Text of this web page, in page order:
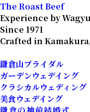
The Roast Beef
Experience by Wagyu
Since 1971
Crafted in
鎌倉山ブライダル
ガーデンウェデイング
クラシカルウェディング
美食ウェデイング